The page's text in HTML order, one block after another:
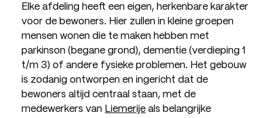
Elke afdeling heeft een eigen, herkenbare karakter
voor de bewoners. Hier zullen in kleine groepen
mensen wonen die te maken hebben met
parkinson (begane grond), dementie (verdieping 1
t/m 3) of andere fysieke problemen. Het gebouw
is zodanig ontworpen en ingericht dat de
bewoners altijd centraal staan, met de
medewerkers van Liemerije als belangrijke